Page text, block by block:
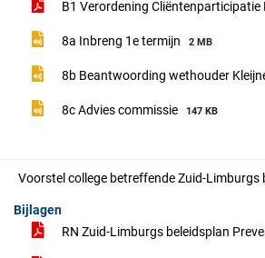
B1 Verordening
8a Inbreng 1e termijn 2 MB
8b Beantwoording wethouder
8c Advies commissie 147 KB
Voorstel college betreffende Zuid-
Bijlagen
RN Zuid-Limburgs beleidsplan